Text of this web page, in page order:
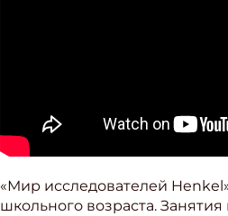
«Мир исследователей
школьного возраста.